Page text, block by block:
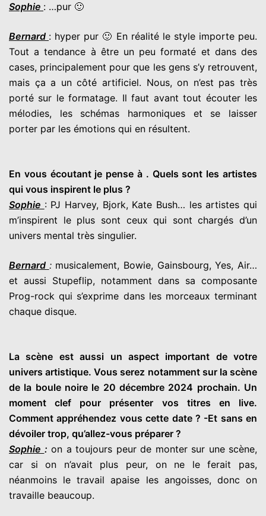
Sophie : …pur 🙂
Bernard : hyper pur 🙂 En réalité le style importe peu.
Tout a tendance à être un peu formaté et dans des
cases, principalement pour que les gens s’y retrouvent,
mais ça a un côté artificiel. Nous, on n’est pas très
porté sur le formatage. Il faut avant tout écouter les
mélodies, les schémas harmoniques et se laisser
porter par les émotions qui en résultent.
En vous écoutant je pense à . Quels sont les artistes
qui vous inspirent le plus ?
Sophie : PJ Harvey, Bjork, Kate Bush… les artistes qui
m’inspirent le plus sont ceux qui sont chargés d’un
univers mental très singulier.
Bernard : musicalement, Bowie, Gainsbourg, Yes, Air…
et aussi Stupeflip, notamment dans sa composante
Prog-rock qui s’exprime dans les morceaux terminant
chaque disque.
La scène est aussi un aspect important de votre
univers artistique. Vous serez notamment sur la scène
de la boule noire le 20 décembre 2024 prochain. Un
moment clef pour présenter vos titres en live.
Comment appréhendez vous cette date ? -Et sans en
dévoiler trop, qu’allez-vous préparer ?
Sophie : on a toujours peur de monter sur une scène,
car si on n’avait plus peur, on ne le ferait pas,
néanmoins le travail apaise les angoisses, donc on
travaille beaucoup.